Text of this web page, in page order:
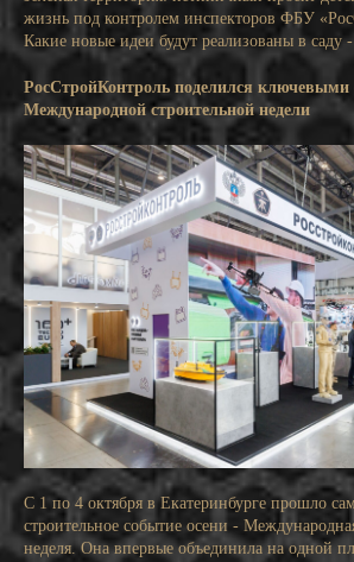
жизнь под контролем инспекторов ФБУ
Какие новые идеи будут реализованы в саду -
РосСтройКонтроль поделился
Международной строительной недели
С 1 по 4 октября в Екатеринбурге прошло
строительное событие осени -
неделя. Она впервые объединила на одной